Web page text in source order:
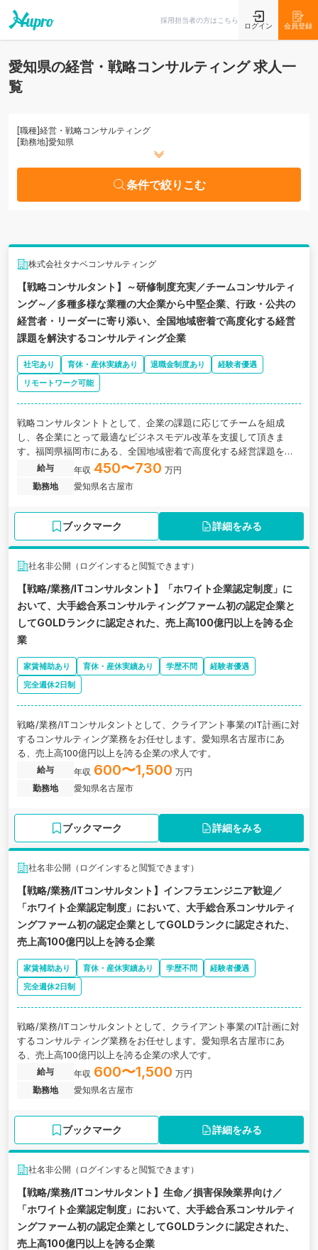
採用担当者の方はこちら
ログイン 会員登録
愛知県の経営・戦略コンサルティング 求人一
覧
[職種]経営・戦略コンサルティング
[勤務地]愛知県
条件で絞りこむ
株式会社タナベコンサルティング
【戦略コンサルタント】～研修制度充実／チームコンサルティ
ング～／多種多様な業種の大企業から中堅企業、行政・公共の
経営者・リーダーに寄り添い、全国地域密着で高度化する経営
課題を解決するコンサルティング企業
社宅あり 育休・産休実績あり 退職金制度あり
経験者優遇
リモートワーク可能
戦略コンサルタントトとして、企業の課題に応じてチームを組成
し、各企業にとって最適なビジネスモデル改革を支援して頂きま
す。福岡県福岡市にある、全国地域密着で高度化する経営課題を解
決するコンサルティング企業の求人です。
給与 年収 450〜730 万円
勤務地
愛知県名古屋市
ブックマーク 詳細をみる
社名非公開（ログインすると閲覧できます）
【戦略/業務/ITコンサルタント】「ホワイト企業認定制度」に
おいて、大手総合系コンサルティングファーム初の認定企業と
してGOLDランクに認定された、売上高100億円以上を誇る企
業
家賃補助あり 育休・産休実績あり 学歴不問
経験者優遇
完全週休2日制
戦略/業務/ITコンサルタントとして、クライアント事業のIT計画に対
するコンサルティング業務をお任せします。愛知県名古屋市にあ
る、売上高100億円以上を誇る企業の求人です。
給与 年収 600〜1,500 万円
勤務地
愛知県名古屋市
ブックマーク 詳細をみる
社名非公開（ログインすると閲覧できます）
【戦略/業務/ITコンサルタント】インフラエンジニア歓迎／
「ホワイト企業認定制度」において、大手総合系コンサルティ
ングファーム初の認定企業としてGOLDランクに認定された、
売上高100億円以上を誇る企業
家賃補助あり 育休・産休実績あり 学歴不問
経験者優遇
完全週休2日制
戦略/業務/ITコンサルタントとして、クライアント事業のIT計画に対
するコンサルティング業務をお任せします。愛知県名古屋市にあ
る、売上高100億円以上を誇る企業の求人です。
給与 年収 600〜1,500 万円
勤務地
愛知県名古屋市
ブックマーク 詳細をみる
社名非公開（ログインすると閲覧できます）
【戦略/業務/ITコンサルタント】生命／損害保険業界向け／
「ホワイト企業認定制度」において、大手総合系コンサルティ
ングファーム初の認定企業としてGOLDランクに認定された、
売上高100億円以上を誇る企業